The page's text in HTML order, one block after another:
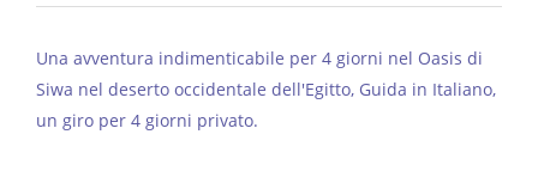
Una avventura indimenticabile per 4 giorni nel Oasis di
Siwa nel deserto occidentale dell'Egitto, Guida in Italiano,
un giro per 4 giorni privato.